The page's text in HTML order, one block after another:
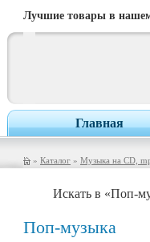
Лучшие товары в
Главная
» Каталог » Музыка на CD,
Искать в «Поп-
Поп-музыка